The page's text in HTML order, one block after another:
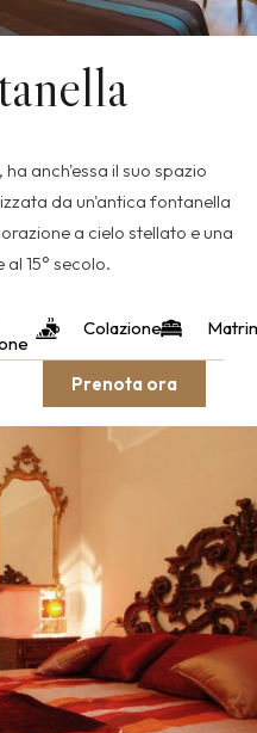
anch'essa il suo spazio
da un'antica fontanella
a cielo stellato e una
15° secolo.
Colazione
Prenota ora